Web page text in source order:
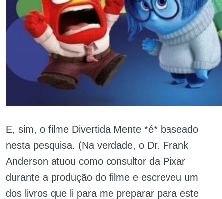
E, sim, o filme Divertida Mente *é* baseado
nesta pesquisa. (Na verdade, o Dr. Frank
Anderson atuou como consultor da Pixar
durante a produção do filme e escreveu um
dos livros que li para me preparar para este